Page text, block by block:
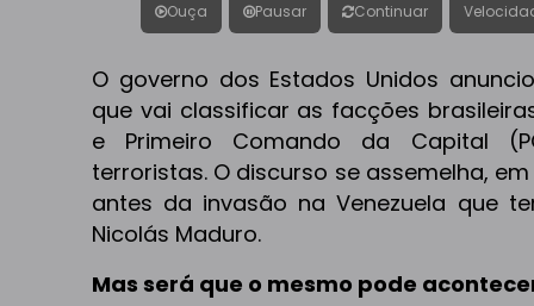
Ouça Pausar Continuar
O governo dos Estados Unidos
que vai classificar as facções
e Primeiro Comando da Capital
terroristas. O discurso se assemelha,
antes da invasão na Venezuela que
Nicolás Maduro.
Mas será que o mesmo pode